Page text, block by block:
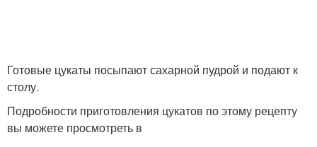
Готовые цукаты посыпают сахарной пудрой и подают к
столу.
Подробности приготовления цукатов по этому рецепту
вы можете просмотреть в